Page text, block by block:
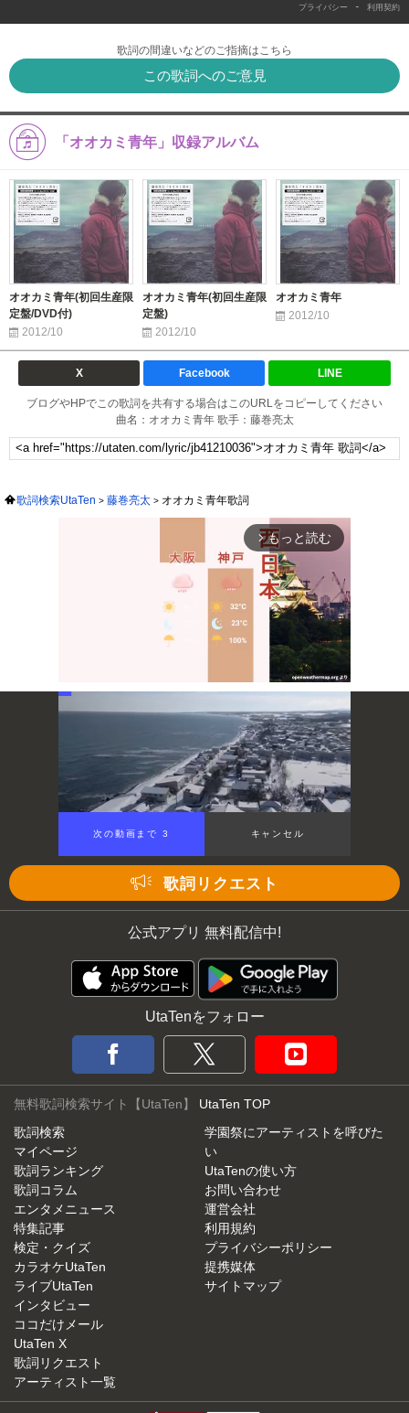
プライバシー - 利用契約
歌詞の間違いなどのご指摘はこちら
この歌詞へのご意見
「オオカミ青年」収録アルバム
オオカミ青年(初回生産限
定盤/DVD付)
2012/10
オオカミ青年(初回生産限
定盤)
2012/10
オオカミ青年
2012/10
X Facebook LINE
ブログやHPでこの歌詞を共有する場合はこのURLをコピーしてください
曲名：オオカミ青年 歌手：藤巻亮太
歌詞検索UtaTen 藤巻亮太 オオカミ青年歌詞
arrow_forward_ios もっと読む
Mute
次の動画まで 3 キャンセル
歌詞リクエスト
公式アプリ 無料配信中!
UtaTenをフォロー
無料歌詞検索サイト【UtaTen】 UtaTen TOP
歌詞検索
マイページ
歌詞ランキング
歌詞コラム
エンタメニュース
特集記事
検定・クイズ
カラオケUtaTen
ライブUtaTen
インタビュー
ココだけメール
UtaTen X
歌詞リクエスト
アーティスト一覧
学園祭にアーティストを呼びた
い
UtaTenの使い方
お問い合わせ
運営会社
利用規約
プライバシーポリシー
提携媒体
サイトマップ